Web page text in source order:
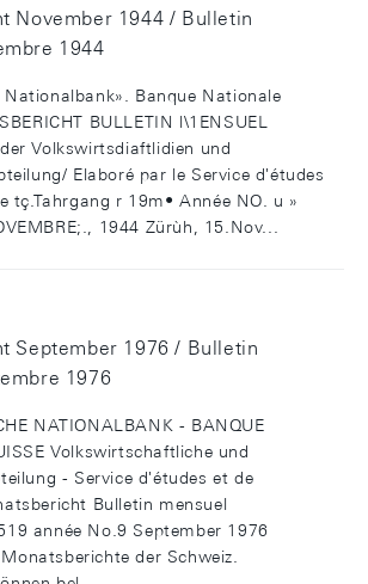
November 1944 / Bulletin
1944
Nationalbank». Banque Nationale
BULLETIN l\1ENSUEL
Volkswirtsdiaftlidien und
Elaboré par le Service d'études
tç.Tahrgang r 19m• Année NO. u »
1944 Zürùh, 15.Nov...
September 1976 / Bulletin
1976
NATIONALBANK - BANQUE
Volkswirtschaftliche und
- Service d'études et de
Bulletin mensuel
année No.9 September 1976
der Schweiz.